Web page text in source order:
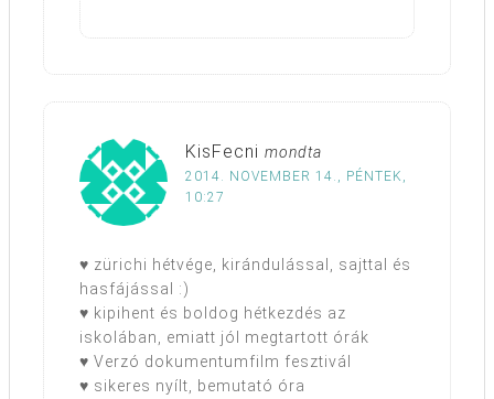
KisFecni mondta
2014. NOVEMBER 14., PÉNTEK,
10:27
♥ zürichi hétvége, kirándulással, sajttal és
hasfájással :)
♥ kipihent és boldog hétkezdés az
iskolában, emiatt jól megtartott órák
♥ Verzó dokumentumfilm fesztivál
♥ sikeres nyílt, bemutató óra